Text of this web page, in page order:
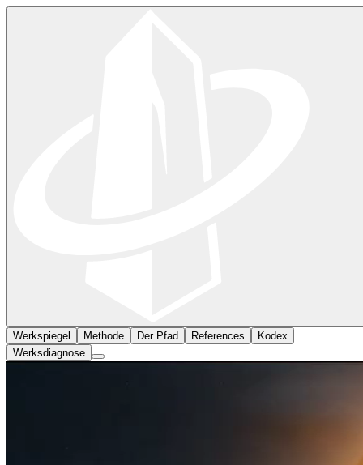
Werkspiegel Methode Der Pfad References
Kodex
Werksdiagnose